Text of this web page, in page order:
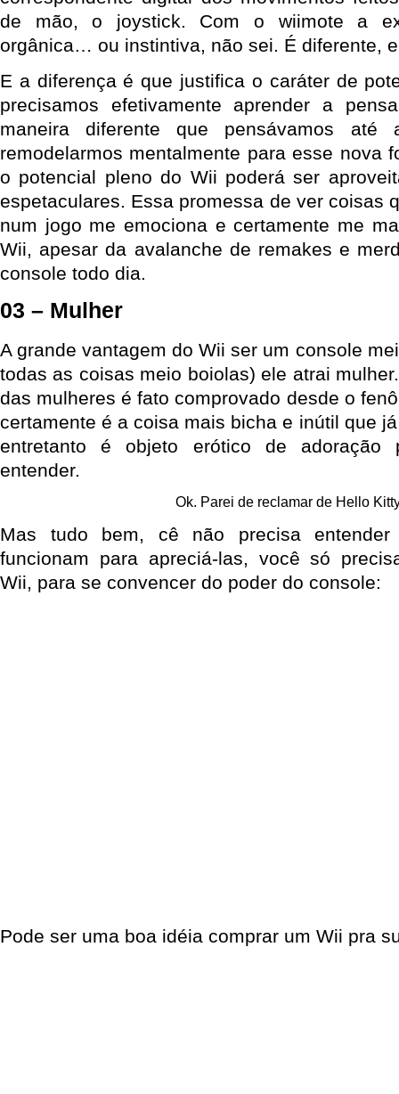
de mão, o joystick. Com o wiimote a
orgânica… ou instintiva, não sei. É diferente,
E a diferença é que justifica o caráter de
precisamos efetivamente aprender a
maneira diferente que pensávamos até
remodelarmos mentalmente para esse nova
o potencial pleno do Wii poderá ser
espetaculares. Essa promessa de ver coisas
num jogo me emociona e certamente me
Wii, apesar da avalanche de remakes e
console todo dia.
03 – Mulher
A grande vantagem do Wii ser um console
todas as coisas meio boiolas) ele atrai
das mulheres é fato comprovado desde o
certamente é a coisa mais bicha e inútil que
entretanto é objeto erótico de adoração
entender.
Ok. Parei de reclamar de Hello
Mas tudo bem, cê não precisa
funcionam para apreciá-las, você só
Wii, para se convencer do poder do console:
Pode ser uma boa idéia comprar um Wii pra